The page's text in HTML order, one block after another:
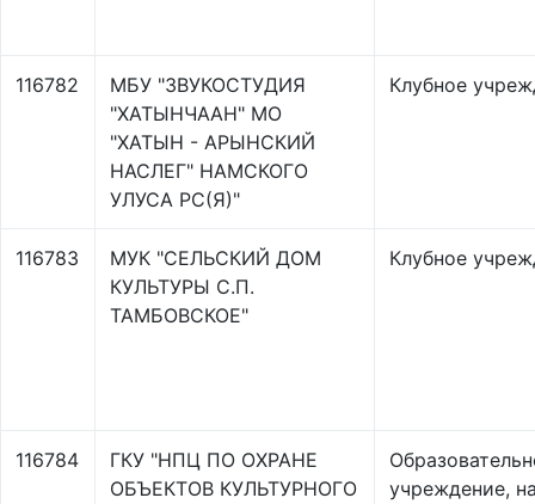
116782
МБУ "ЗВУКОСТУДИЯ
"ХАТЫНЧААН" МО
"ХАТЫН - АРЫНСКИЙ
НАСЛЕГ" НАМСКОГО
УЛУСА РС(Я)"
Клубное
116783
МУК "СЕЛЬСКИЙ ДОМ
КУЛЬТУРЫ С.П.
ТАМБОВСКОЕ"
Клубное
116784
ГКУ "НПЦ ПО ОХРАНЕ
ОБЪЕКТОВ КУЛЬТУРНОГО
учреждение,